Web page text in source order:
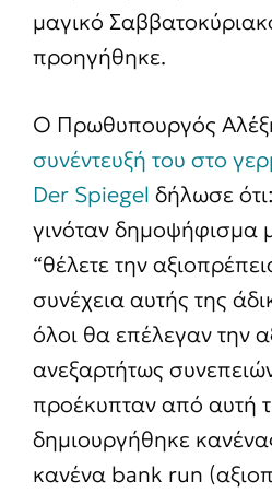
μαγικό
προηγήθηκε.
Ο Πρωθυπουργός
συνέντευξή του στο
Der Spiegel δήλωσε
γινόταν δημοψήφισμα
“θέλετε την
συνέχεια αυτής της
όλοι θα επέλεγαν την
ανεξαρτήτως
προέκυπταν από αυτή
δημιουργήθηκε
κανένα bank run